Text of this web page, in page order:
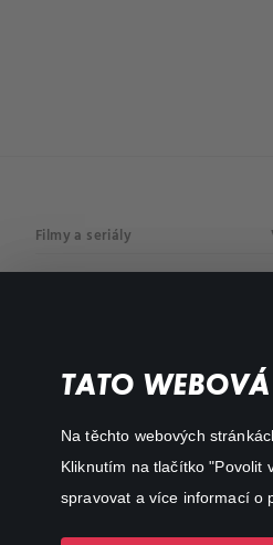
TATO
Na těchto webových
Kliknutím na tlačítko "Povolit
spravovat a více informací o
Filmy a seriály
Akční